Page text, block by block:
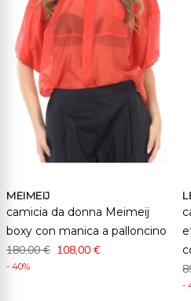
MEIMEIJ
camicia da donna Meimeij
boxy con manica a palloncino
180,00 € 108,00 €
- 40%
-